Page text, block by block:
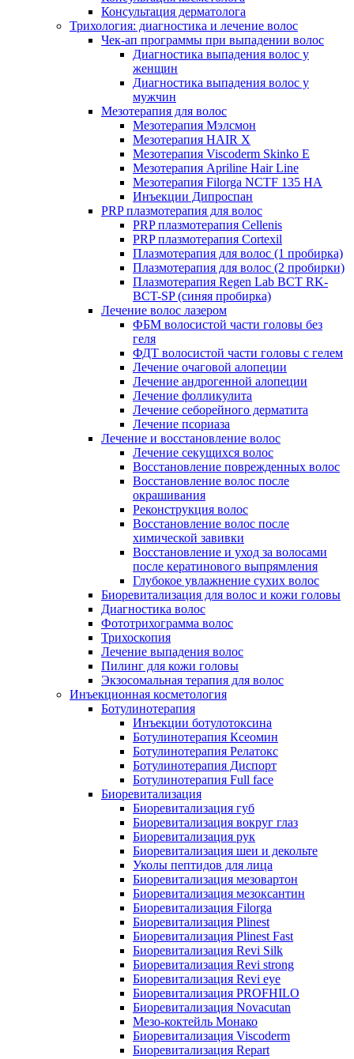
Консультация дерматолога
Трихология: диагностика и лечение волос
Чек-ап программы при выпадении волос
Диагностика выпадения волос у
женщин
Диагностика выпадения волос у
мужчин
Мезотерапия для волос
Мезотерапия Мэлсмон
Мезотерапия HAIR X
Мезотерапия Viscoderm Skinko E
Мезотерапия Apriline Hair Line
Мезотерапия Filorga NCTF 135 HA
Инъекции Дипроспан
PRP плазмотерапия для волос
PRP плазмотерапия Cellenis
PRP плазмотерапия Cortexil
Плазмотерапия для волос (1 пробирка)
Плазмотерапия для волос (2 пробирки)
Плазмотерапия Regen Lab BCT RK-
BCT-SP (синяя пробирка)
Лечение волос лазером
ФБМ волосистой части головы без
геля
ФДТ волосистой части головы с гелем
Лечение очаговой алопеции
Лечение андрогенной алопеции
Лечение фолликулита
Лечение себорейного дерматита
Лечение псориаза
Лечение и восстановление волос
Лечение секущихся волос
Восстановление поврежденных волос
Восстановление волос после
окрашивания
Реконструкция волос
Восстановление волос после
химической завивки
Восстановление и уход за волосами
после кератинового выпрямления
Глубокое увлажнение сухих волос
Биоревитализация для волос и кожи головы
Диагностика волос
Фототрихограмма волос
Трихоскопия
Лечение выпадения волос
Пилинг для кожи головы
Экзосомальная терапия для волос
Инъекционная косметология
Ботулинотерапия
Инъекции ботулотоксина
Ботулинотерапия Ксеомин
Ботулинотерапия Релатокс
Ботулинотерапия Диспорт
Ботулинотерапия Full face
Биоревитализация
Биоревитализация губ
Биоревитализация вокруг глаз
Биоревитализация рук
Биоревитализация шеи и декольте
Уколы пептидов для лица
Биоревитализация мезовартон
Биоревитализация мезоксантин
Биоревитализация Filorga
Биоревитализация Plinest
Биоревитализация Plinest Fast
Биоревитализация Revi Silk
Биоревитализация Revi strong
Биоревитализация Revi eye
Биоревитализация PROFHILO
Биоревитализация Novacutan
Мезо-коктейль Монако
Биоревитализация Viscoderm
Биоревитализация Repart